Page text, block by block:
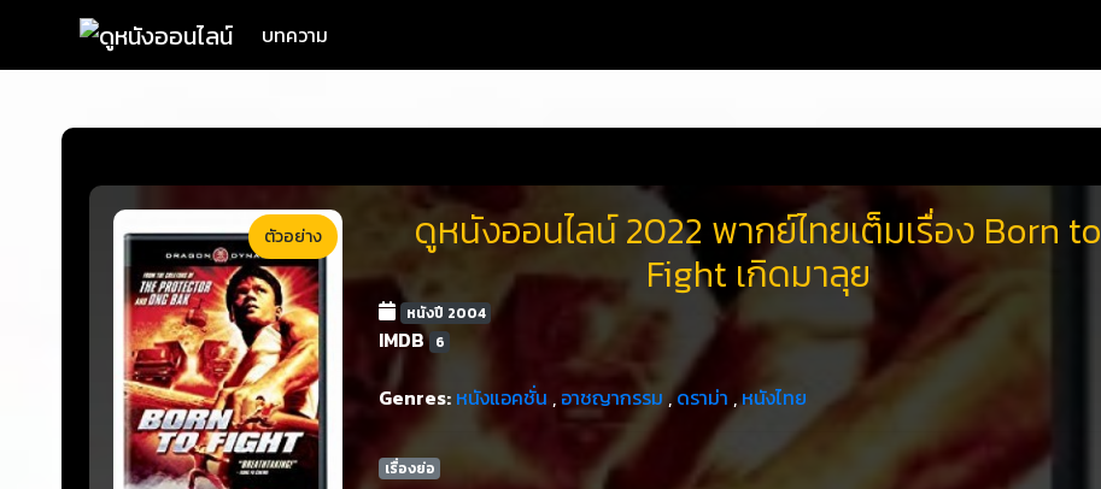
บทความ
ตัวอย่าง
ดูหนังออนไลน์ 2022 พากย์ไทยเต็มเรื่อง Born to
Fight เกิดมาลุย
หนังปี 2004
IMDB 6
Genres: หนังแอคชั่น , อาชญากรรม ,ดราม่า ,หนังไทย
เรื่องย่อ